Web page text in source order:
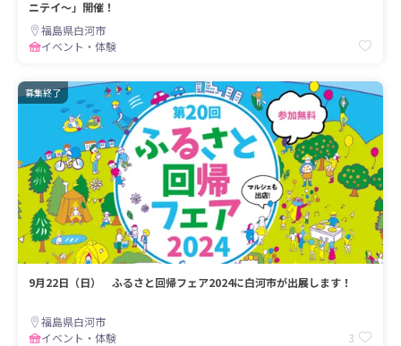
ニテイ～」開催！
福島県白河市
イベント・体験
募集終了
9月22日（日） ふるさと回帰フェア2024に白河市が出展します！
福島県白河市
イベント・体験
3